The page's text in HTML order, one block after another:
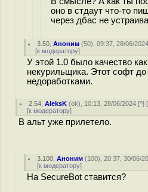
оно в стдаут что-то
через дбас не
3.50 ,Аноним (50), 09:37, 28/06/
[к модератору]
У этой 1.0 было качество
некурильщика. Этот софт
недоработками.
2.54 ,AleksK (ok), 10:13, 28/06/2024 [^] [
[к модератору]
В альт уже прилетело.
3.100 ,Аноним (100), 20:37, 30/06/
[к модератору]
На SecureBot ставится?